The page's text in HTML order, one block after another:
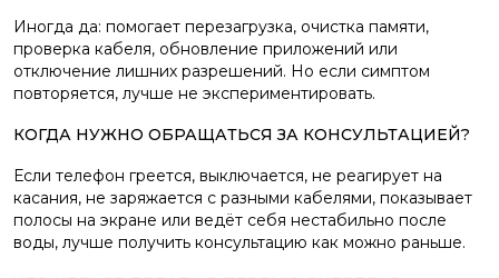
Иногда да: помогает перезагрузка, очистка памяти,
проверка кабеля, обновление приложений или
отключение лишних разрешений. Но если симптом
повторяется, лучше не экспериментировать.
КОГДА НУЖНО ОБРАЩАТЬСЯ ЗА КОНСУЛЬТАЦИЕЙ?
Если телефон греется, выключается, не реагирует на
касания, не заряжается с разными кабелями, показывает
полосы на экране или ведёт себя нестабильно после
воды, лучше получить консультацию как можно раньше.